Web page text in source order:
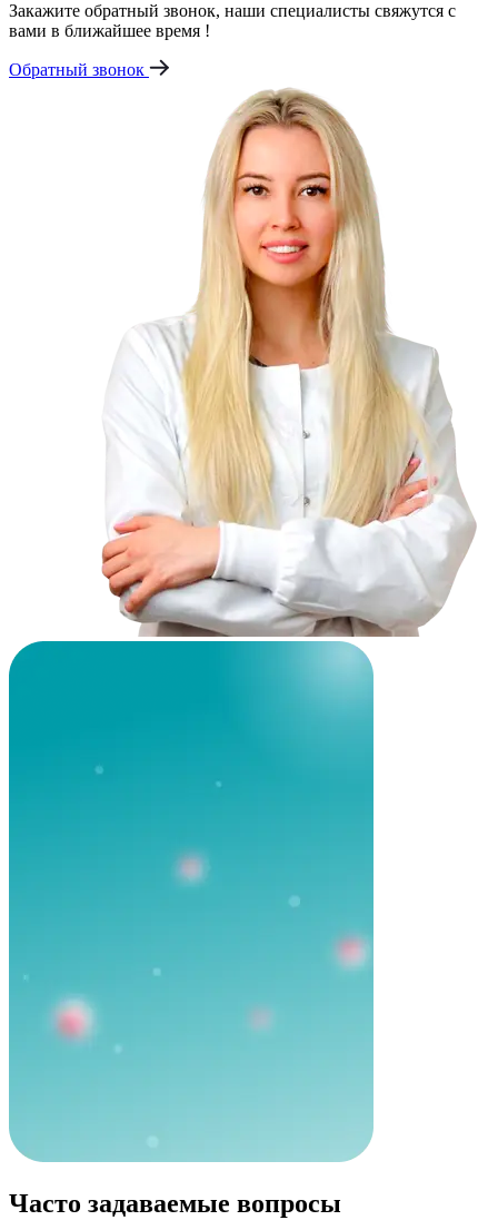
Закажите обратный звонок, наши специалисты свяжутся с
вами в ближайшее время !
Обратный звонок
Часто задаваемые вопросы